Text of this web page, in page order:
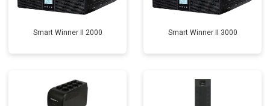
Smart Winner II 2000 Smart Winner II 3000